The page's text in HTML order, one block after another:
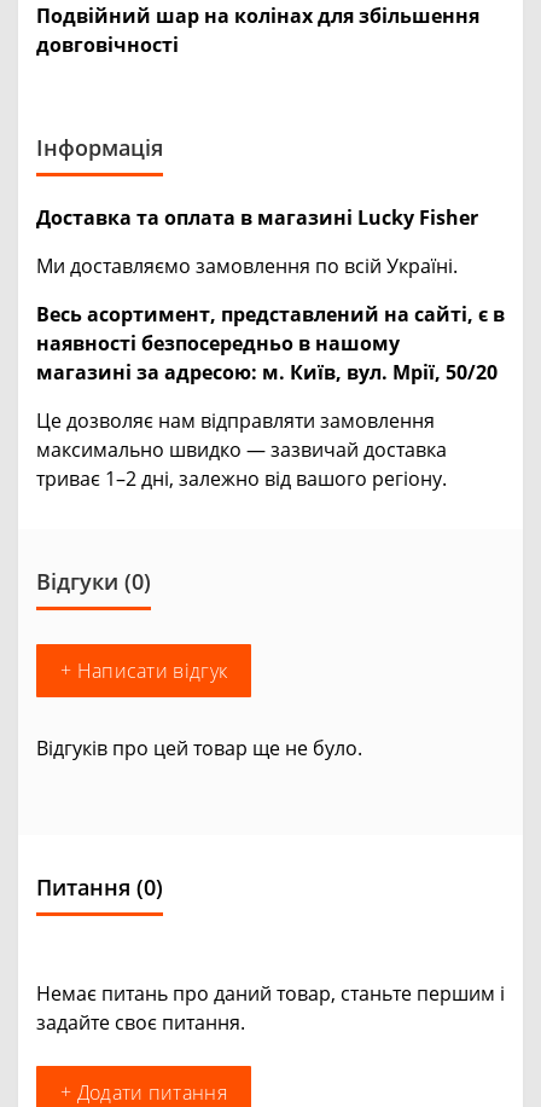
Подвійний шар на колінах для збільшення
довговічності
Інформація
Доставка та оплата в магазині Lucky Fisher
Ми доставляємо замовлення по всій Україні.
Весь асортимент, представлений на сайті, є в
наявності безпосередньо в нашому
магазині за адресою: м. Київ, вул. Мрії, 50/20
Це дозволяє нам відправляти замовлення
максимально швидко — зазвичай доставка
триває 1–2 дні, залежно від вашого регіону.
Відгуки (0)
+ Написати відгук
Відгуків про цей товар ще не було.
Питання (0)
Немає питань про даний товар, станьте першим і
задайте своє питання.
+ Додати питання